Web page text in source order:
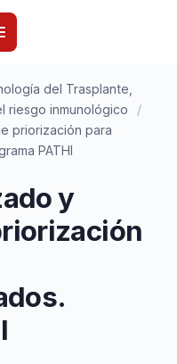
del Trasplante,
riesgo inmunológico
/
priorización para
PATHI
y